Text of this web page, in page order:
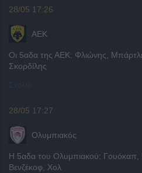
28/05 17:26
ΑΕΚ
Οι 5αδα της ΑΕΚ: Φλιώνης,
Σκορδίλης
28/05 17:27
Ολυμπιακός
Η 5αδα του Ολυμπιακού: Γουόκαπ,
Βενζέκοφ, Χολ